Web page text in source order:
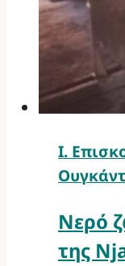
Ι.
Νερό
της